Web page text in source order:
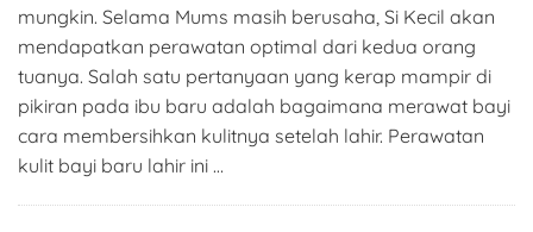
mungkin. Selama Mums masih berusaha, Si Kecil akan
mendapatkan perawatan optimal dari kedua orang
tuanya. Salah satu pertanyaan yang kerap mampir di
pikiran pada ibu baru adalah bagaimana merawat bayi
cara membersihkan kulitnya setelah lahir. Perawatan
kulit bayi baru lahir ini …